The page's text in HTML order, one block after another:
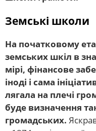
Земські школи
На початковому
земських шкіл в
мірі, фінансове
іноді і сама
лягала на плечі
буде визначення
громадських.